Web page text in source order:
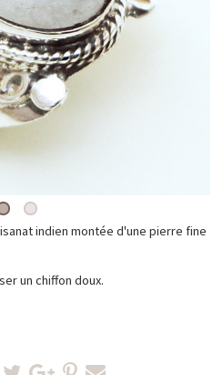
indien montée d'une pierre fine
un chiffon doux.